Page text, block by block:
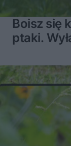
Boisz się
ptaki.